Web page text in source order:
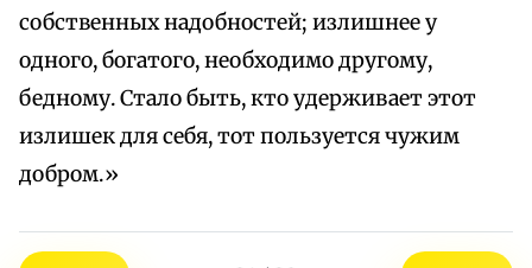
собственных надобностей; излишнее у
одного, богатого, необходимо другому,
бедному. Стало быть, кто удерживает этот
излишек для себя, тот пользуется чужим
добром.»